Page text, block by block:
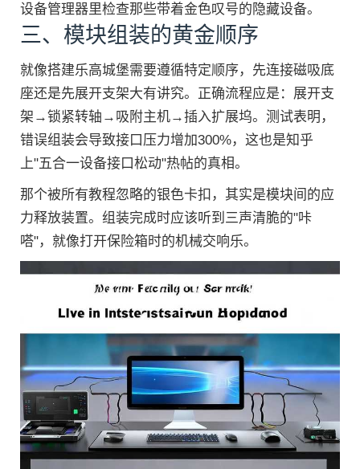
设备管理器里检查那些带着金色叹号的隐藏设备。
三、模块组装的黄金顺序
就像搭建乐高城堡需要遵循特定顺序，先连接磁吸底
座还是先展开支架大有讲究。正确流程应是：展开支
架→锁紧转轴→吸附主机→插入扩展坞。测试表明，
错误组装会导致接口压力增加300%，这也是知乎
上"五合一设备接口松动"热帖的真相。
那个被所有教程忽略的银色卡扣，其实是模块间的应
力释放装置。组装完成时应该听到三声清脆的"咔
嗒"，就像打开保险箱时的机械交响乐。